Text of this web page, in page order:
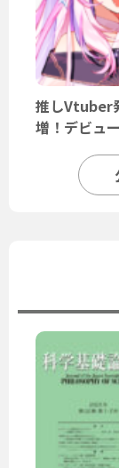
推しVtuber
増！デビュ